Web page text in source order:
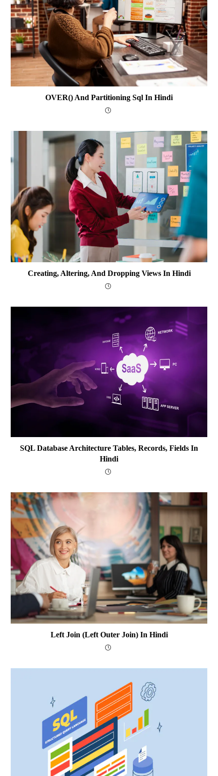
OVER() And Partitioning Sql In Hindi
Creating, Altering, And Dropping Views In Hindi
SQL Database Architecture Tables, Records, Fields In
Hindi
Left Join (Left Outer Join) In Hindi